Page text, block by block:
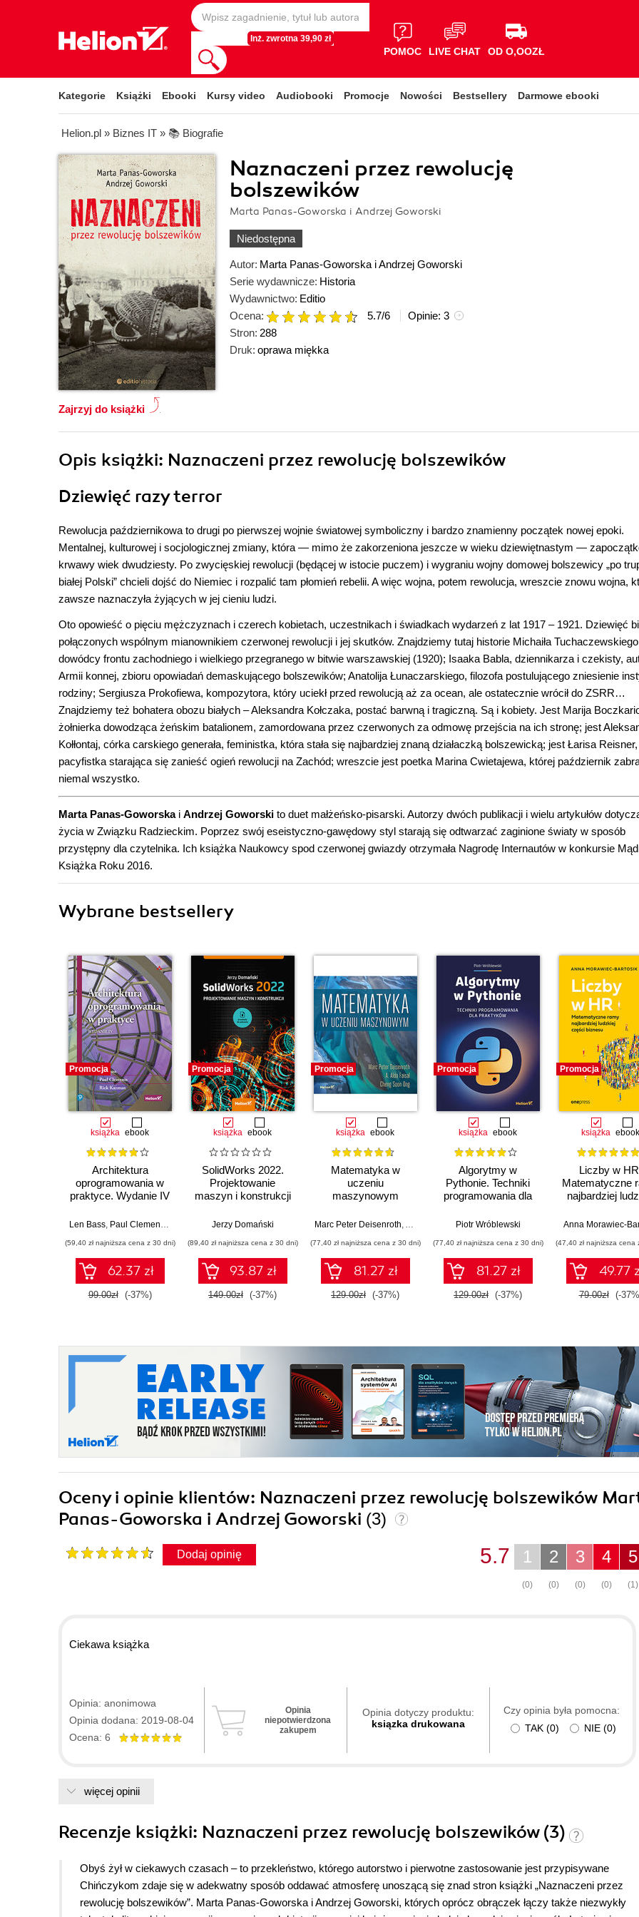
Inż. zwrotna 39,90 zł
POMOC LIVE CHAT OD O,OOZŁ
Kategorie Książki Ebooki Kursy video Audiobooki Promocje Nowości Bestsellery Darmowe ebooki
Helion.pl » Biznes IT » 📚 Biografie
Naznaczeni przez rewolucję
bolszewików
Marta Panas-Goworska i Andrzej Goworski
Niedostępna
Zajrzyj do książki
Autor: Marta Panas-Goworska i Andrzej Goworski
Serie wydawnicze: Historia
Wydawnictwo: Editio
Ocena:
5.7/6 Opinie: 3
Stron: 288
Druk: oprawa miękka
Opis książki: Naznaczeni przez rewolucję bolszewików
Dziewięć razy terror
Rewolucja październikowa to drugi po pierwszej wojnie światowej symboliczny i bardzo znamienny początek nowej epoki.
Mentalnej, kulturowej i socjologicznej zmiany, która — mimo że zakorzeniona jeszcze w wieku dziewiętnastym —
krwawy wiek dwudziesty. Po zwycięskiej rewolucji (będącej w istocie puczem) i wygraniu wojny domowej bolszewicy „po
białej Polski” chcieli dojść do Niemiec i rozpalić tam płomień rebelii. A więc wojna, potem rewolucja, wreszcie znowu wojna,
zawsze naznaczyła żyjących w jej cieniu ludzi.
Oto opowieść o pięciu mężczyznach i czerech kobietach, uczestnikach i świadkach wydarzeń z lat 1917 – 1921. Dziewięć
połączonych wspólnym mianownikiem czerwonej rewolucji i jej skutków. Znajdziemy tutaj historie Michaiła
dowódcy frontu zachodniego i wielkiego przegranego w bitwie warszawskiej (1920); Isaaka Babla, dziennikarza i czekisty,
Armii konnej, zbioru opowiadań demaskującego bolszewików; Anatolija Łunaczarskiego, filozofa postulującego zniesienie
rodziny; Sergiusza Prokofiewa, kompozytora, który uciekł przed rewolucją aż za ocean, ale ostatecznie wrócił do ZSRR…
Znajdziemy też bohatera obozu białych – Aleksandra Kołczaka, postać barwną i tragiczną. Są i kobiety. Jest Marija
żołnierka dowodząca żeńskim batalionem, zamordowana przez czerwonych za odmowę przejścia na ich stronę; jest
Kołłontaj, córka carskiego generała, feministka, która stała się najbardziej znaną działaczką bolszewicką; jest Łarisa Reisner,
pacyfistka starająca się zanieść ogień rewolucji na Zachód; wreszcie jest poetka Marina Cwietajewa, której październik
niemal wszystko.
Marta Panas-Goworskai Andrzej Goworski to duet małżeńsko-pisarski. Autorzy dwóch publikacji i wielu artykułów
życia w Związku Radzieckim. Poprzez swój eseistyczno-gawędowy styl starają się odtwarzać zaginione światy w sposób
przystępny dla czytelnika. Ich książka Naukowcy spod czerwonej gwiazdy otrzymała Nagrodę Internautów w konkursie
Książka Roku 2016.
Wybrane bestsellery
Promocja
książka ebook
Architektura
oprogramowania w
praktyce. Wydanie IV
Len Bass, Paul Clements , Rick Kazman
(59,40 zł najniższa cena z 30 dni)
62.37 zł
99.00zł (-37%)
Promocja
książka ebook
SolidWorks 2022.
Projektowanie
maszyn i konstrukcji
Jerzy Domański
(89,40 zł najniższa cena z 30 dni)
93.87 zł
149.00zł (-37%)
Promocja
książka ebook
Matematyka w
uczeniu
maszynowym
Marc Peter Deisenroth, A. Aldo Faisal,Cheng Soon Ong
(77,40 zł najniższa cena z 30 dni)
81.27 zł
129.00zł (-37%)
Promocja
książka ebook
Algorytmy w
Pythonie. Techniki
programowania dla
Piotr Wróblewski
(77,40 zł najniższa cena z 30 dni)
81.27 zł
129.00zł (-37%)
Promocja
książka ebook
Liczby w
Matematyczne
najbardziej
Anna Morawiec-
(47,40 zł najniższa cena
49.77
79.00zł (-
Oceny i opinie klientów: Naznaczeni przez rewolucję bolszewików
Panas-Goworska i Andrzej Goworski (3)
Dodaj opinię 5
(1)
4
(0)
3
(0)
2
(0)
1
(0)
5.7
Ciekawa książka
Opinia: anonimowa
Opinia dodana: 2019-08-04
Ocena: 6
Opinia
niepotwierdzona
zakupem
Opinia dotyczy produktu:
ksiązka drukowana
Czy opinia była pomocna:
TAK (0) NIE (0)
więcej opinii
Recenzje książki: Naznaczeni przez rewolucję bolszewików (3)
Obyś żył w ciekawych czasach – to przekleństwo, którego autorstwo i pierwotne zastosowanie jest przypisywane
Chińczykom zdaje się w adekwatny sposób oddawać atmosferę unoszącą się znad stron książki „Naznaczeni przez
rewolucję bolszewików”. Marta Panas-Goworska i Andrzej Goworski, których oprócz obrączek łączy także niezwykły